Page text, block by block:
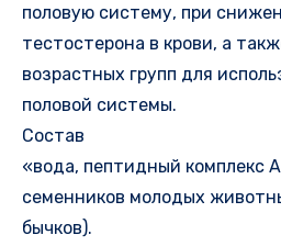
половую систему, при
тестостерона в крови, а
возрастных групп для
половой системы.
Состав
«вода, пептидный комплекс
семенников молодых
бычков).